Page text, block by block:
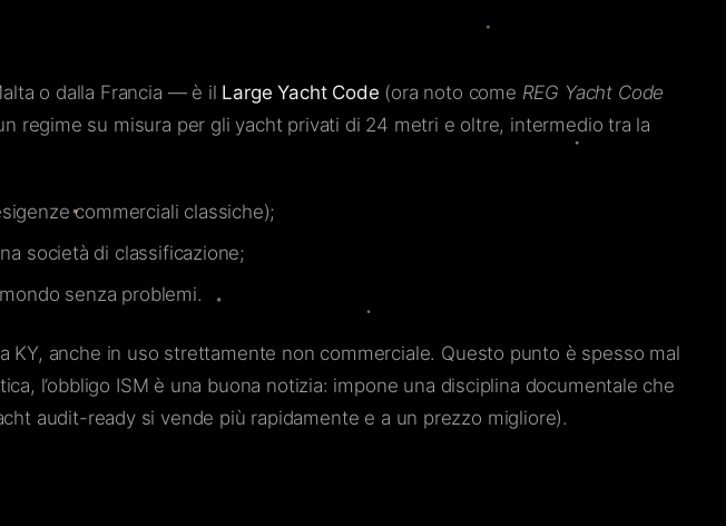
o dalla Francia — è il Large Yacht Code (ora noto come REG Yacht Code
regime su misura per gli yacht privati di 24 metri e oltre, intermedio tra la
commerciali classiche);
società di classificazione;
senza problemi.
anche in uso strettamente non commerciale. Questo punto è spesso mal
l’obbligo ISM è una buona notizia: impone una disciplina documentale che
audit-ready si vende più rapidamente e a un prezzo migliore).